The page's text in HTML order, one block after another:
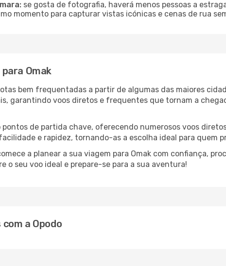
se gosta de fotografia, haverá menos pessoas a
momento para capturar vistas icónicas e cenas de rua
Omak
bem frequentadas a partir de algumas das maiores
garantindo voos diretos e frequentes que tornam a
de partida chave, oferecendo numerosos voos
e rapidez, tornando-as a escolha ideal para quem
a planear a sua viagem para Omak com confiança,
o seu voo ideal e prepare-se para a sua aventura!
a Opodo